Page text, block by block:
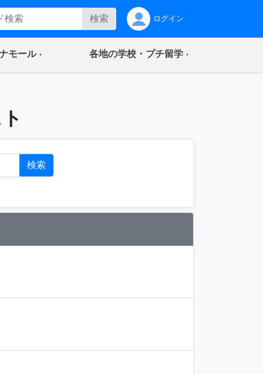
検索 ログイン
モール(current) 各地の学校・プチ留学(current)
検索